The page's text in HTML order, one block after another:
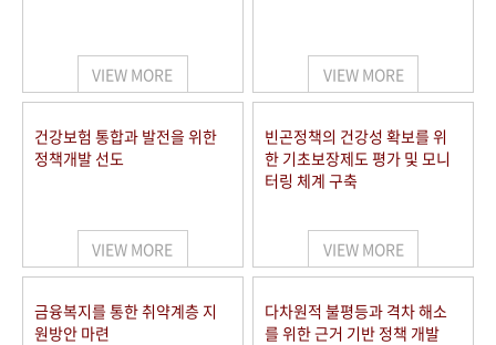
VIEW MORE VIEW MORE
건강보험 통합과 발전을 위한
정책개발 선도
VIEW MORE
빈곤정책의 건강성 확보를 위
한 기초보장제도 평가 및 모니
터링 체계 구축
VIEW MORE
금융복지를 통한 취약계층 지
원방안 마련
다차원적 불평등과 격차 해소
를 위한 근거 기반 정책 개발